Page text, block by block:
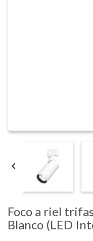

Foco a riel
Blanco (LED